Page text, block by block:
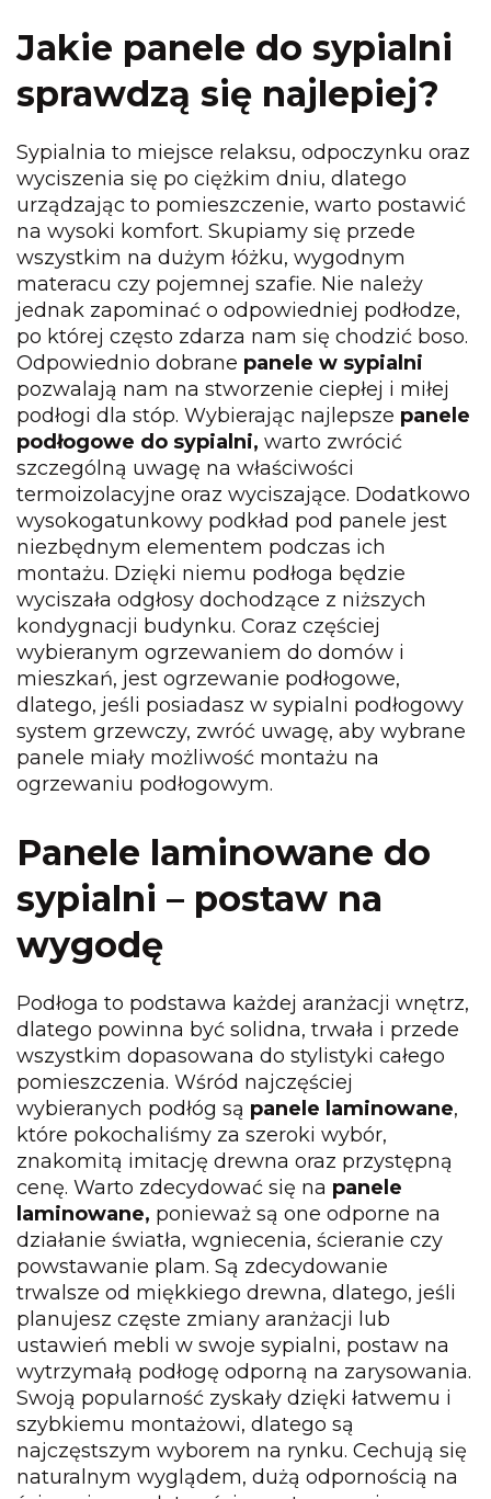
Jakie panele do sypialni
sprawdzą się najlepiej?
Sypialnia to miejsce relaksu, odpoczynku oraz
wyciszenia się po ciężkim dniu, dlatego
urządzając to pomieszczenie, warto postawić
na wysoki komfort. Skupiamy się przede
wszystkim na dużym łóżku, wygodnym
materacu czy pojemnej szafie. Nie należy
jednak zapominać o odpowiedniej podłodze,
po której często zdarza nam się chodzić boso.
Odpowiednio dobrane panele w sypialni
pozwalają nam na stworzenie ciepłej i miłej
podłogi dla stóp. Wybierając najlepsze panele
podłogowe do sypialni, warto zwrócić
szczególną uwagę na właściwości
termoizolacyjne oraz wyciszające. Dodatkowo
wysokogatunkowy podkład pod panele jest
niezbędnym elementem podczas ich
montażu. Dzięki niemu podłoga będzie
wyciszała odgłosy dochodzące z niższych
kondygnacji budynku. Coraz częściej
wybieranym ogrzewaniem do domów i
mieszkań, jest ogrzewanie podłogowe,
dlatego, jeśli posiadasz w sypialni podłogowy
system grzewczy, zwróć uwagę, aby wybrane
panele miały możliwość montażu na
ogrzewaniu podłogowym.
Panele laminowane do
sypialni – postaw na
wygodę
Podłoga to podstawa każdej aranżacji wnętrz,
dlatego powinna być solidna, trwała i przede
wszystkim dopasowana do stylistyki całego
pomieszczenia. Wśród najczęściej
wybieranych podłóg są panele laminowane,
które pokochaliśmy za szeroki wybór,
znakomitą imitację drewna oraz przystępną
cenę. Warto zdecydować się na panele
laminowane, ponieważ są one odporne na
działanie światła, wgniecenia, ścieranie czy
powstawanie plam. Są zdecydowanie
trwalsze od miękkiego drewna, dlatego, jeśli
planujesz częste zmiany aranżacji lub
ustawień mebli w swoje sypialni, postaw na
wytrzymałą podłogę odporną na zarysowania.
Swoją popularność zyskały dzięki łatwemu i
szybkiemu montażowi, dlatego są
najczęstszym wyborem na rynku. Cechują się
naturalnym wyglądem, dużą odpornością na